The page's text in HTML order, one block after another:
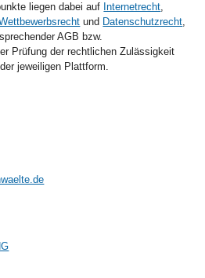
liegen dabei auf Internetrecht,
und Datenschutzrecht,
AGB bzw.
Prüfung der rechtlichen Zulässigkeit
jeweiligen Plattform.